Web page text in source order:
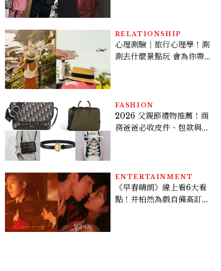
看點懶人包
RELATIONSHIP
心理測驗｜旅行心理學！測
測去什麼景點玩 會為你帶來
FASHION
2026 父親節禮物推薦！商
務爸爸必收皮件、包款與鞋
ENTERTAINMENT
《早春晴朗》線上看6大看
點！井柏然為戲自備高訂，